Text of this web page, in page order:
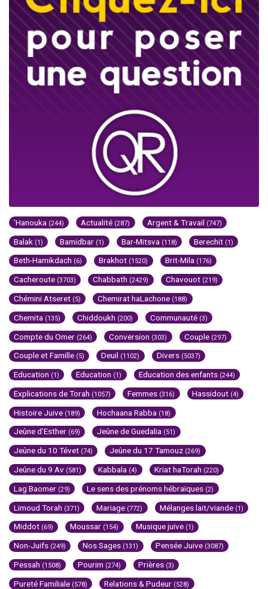
'Hanouka (244) Actualité (287) Argent & Travail (747)
Balak (1) Bamidbar (1) Bar-Mitsva (118) Berechit (1)
Beth-Hamikdach (6) Brakhot (1520) Brit-Mila (176)
Cacheroute (3703) Chabbath (2429) Chavouot (219)
Chémini Atseret (5) Chemirat haLachone (188)
Chemita (135) Chiddoukh (200) Communauté (3)
Compte du Omer (264) Conversion (303) Couple (297)
Couple et Famille (5) Deuil (1102) Divers (5037)
Education (1) Education (1) Education des enfants (244)
Explications de Torah (1057) Femmes (316) Hassidout (4)
Histoire Juive (189) Hochaana Rabba (18)
Jeûne d'Esther (69) Jeûne de Guedalia (51)
Jeûne du 10 Tévet (74) Jeûne du 17 Tamouz (269)
Jeûne du 9 Av (581) Kabbala (4) Kriat haTorah (220)
Lag Baomer (29) Le sens des prénoms hébraïques (2)
Limoud Torah (371) Mariage (772) Mélanges lait/viande (1)
Middot (69) Moussar (154) Musique juive (1)
Non-Juifs (249) Nos Sages (131) Pensée Juive (3087)
Pessah (1508) Pourim (274) Prières (3)
Pureté Familiale (578) Relations & Pudeur (528)